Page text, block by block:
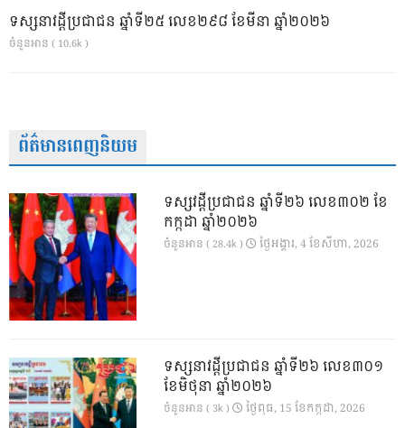
ទស្សនាវដ្ដីប្រជាជន ឆ្នាំទី២៥ លេខ២៩៨ ខែមីនា ឆ្នាំ២០២៦
ចំនួនអាន ( 10.6k )
ព័ត៌មានពេញនិយម
ទស្សវដ្តីប្រជាជន ឆ្នាំទី២៦ លេខ៣០២ ខែ
កក្កដា ឆ្នាំ២០២៦
ចំនួនអាន ( 28.4k ) ថ្ងៃ​អង្គារ, 4 ខែ​សីហា, 2026
ទស្សនាវដ្ដីប្រជាជន ឆ្នាំទី២៦ លេខ៣០១
ខែមិថុនា ឆ្នាំ២០២៦
ចំនួនអាន ( 3k ) ថ្ងៃ​ពុធ, 15 ខែ​កក្កដា, 2026